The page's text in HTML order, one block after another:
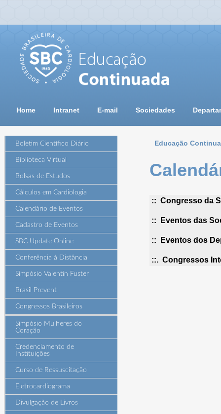
Home Intranet E-mail Sociedades
Boletim Científico Diário
Biblioteca Virtual
Bolsas de Estudos
Cálculos em Cardiologia
Calendário de Eventos
Cadastro de Eventos
SBC Update Online
Conferência à Distância
Simpósio Valentin Fuster
Brasil Prevent
Congressos Brasileiros
Simpósio Mulheres do
Coração
Credenciamento de
Instituições
Curso de Ressuscitação
Eletrocardiograma
Divulgação de Livros
Educação
:: Congresso da
:: Eventos das
:: Eventos dos
::. Congressos